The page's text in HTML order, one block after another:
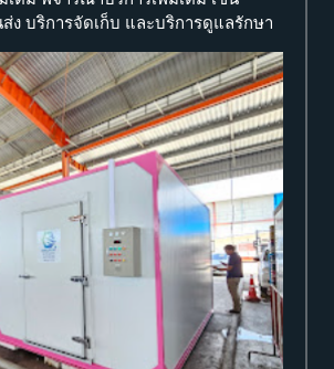
ง บริการจัดเก็บ และบริการดูแลรักษา